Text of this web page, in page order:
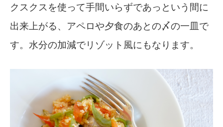
クスクスを使って手間いらずであっという間に
出来上がる、アペロや夕食のあとの〆の一皿で
す。水分の加減でリゾット風にもなります。